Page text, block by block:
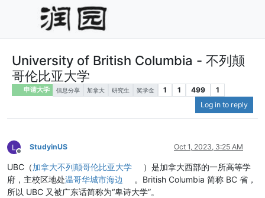
University of British Columbia - 不列颠
哥伦比亚大学
申请大学 信息分享 加拿大 研究生 奖学金 1 1 499
1
Log in to reply
Offline
StudyinUS Oct 1, 2023, 3:25 AM
UBC（加拿大不列颠哥伦比亚大学
）是加拿大西部的一所高等学
府，主校区地处温哥华城市海边
。British Columbia 简称 BC 省，
所以 UBC 又被广东话简称为“卑诗大学”。